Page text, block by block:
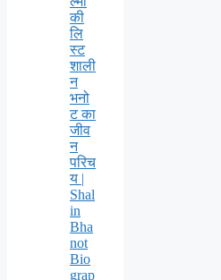
की
लि
स्ट
शाली
न
भनो
ट का
जीव
न
परिच
य |
Shal
in
Bha
not
Bio
grap